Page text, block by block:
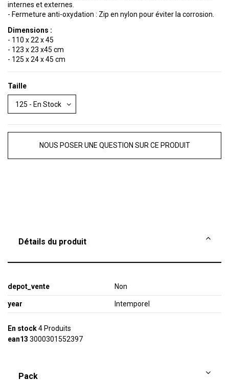
internes et externes.
- Fermeture anti-oxydation : Zip en nylon pour éviter la corrosion.
Dimensions :
- 110 x 22 x 45
- 123 x 23 x45 cm
- 125 x 24 x 45 cm
Taille
NOUS POSER UNE QUESTION SUR CE PRODUIT
Détails du produit
depot_vente Non
year Intemporel
En stock4 Produits
ean13 3000301552397
Pack